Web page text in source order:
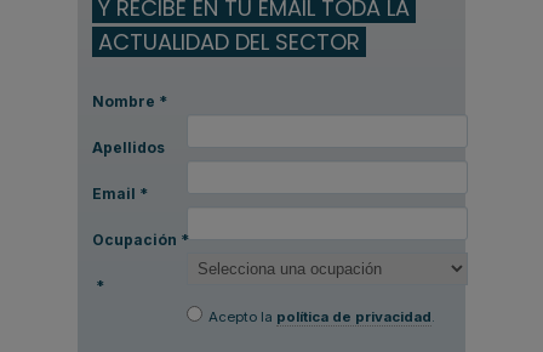
Y RECIBE EN TU EMAIL TODA LA
ACTUALIDAD DEL SECTOR
Nombre *
Apellidos
Email *
Ocupación *
*
Acepto la política de privacidad